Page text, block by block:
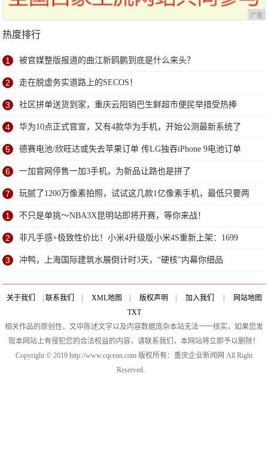
广告
热度排行
1 被官媒整版报道的曲江新鸥鹏到底是什么来头？
2 走在脱虚务实道路上的SECOS！
3 社区拼单送货到家，重庆云阳销巴生鲜超市便民举措受热捧
4 华为10点正式官宣，又有4款华为手机，开始公测最新系统了
5 德赛电池/欣旺达或失去苹果订单 传LG独吞iPhone 9电池订单
6 一加官网停售一加3手机，为新品让路也是拼了
7 玩腻了1200万像素拍照，试试这几款1亿像素手机，最低只要两
千多
1 不只是单挑～NBA3X昆明站即将开赛，等你来战！
2 非凡手感+极致性价比！小米4升级版小米4S重新上架：1699
3 冲鸭，上海国际建筑水展倒计时3天，“硬核”内幕你细品
关于我们 | 联系我们 | XML地图 | 版权声明 | 加入我们 |
网站地图
TXT
相关作品的原创性、文中陈述文字以及内容数据庞杂本站无法一一核实，如果您发
现本网站上有侵犯您的合法权益的内容，请联系我们，本网站将立即予以删除！
Copyright © 2019 http://www.cqcenn.com 版权所有：重庆企业新闻网 All Right
Reserved.